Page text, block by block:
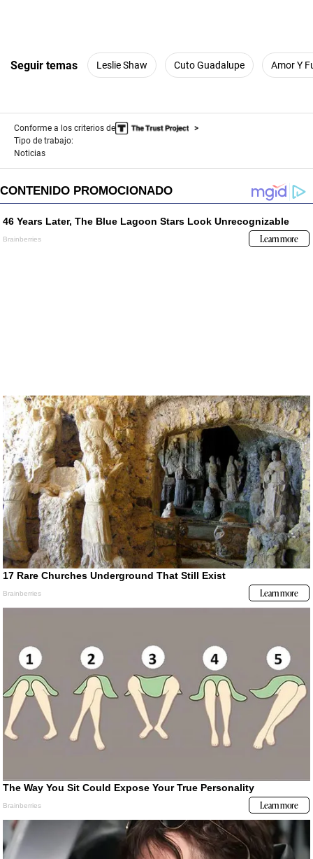
Seguir temas Leslie Shaw Cuto Guadalupe Amor Y
Conforme a los criterios de
Tipo de trabajo:
Noticias